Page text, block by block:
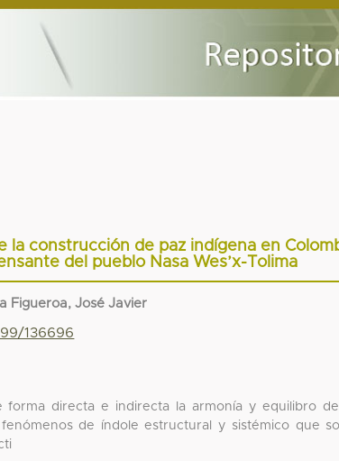
la construcción de paz indígena en
del pueblo Nasa Wes’x-Tolima
Figueroa, José Javier
136696
forma directa e indirecta la armonía y equilibro
de índole estructural y sistémico que